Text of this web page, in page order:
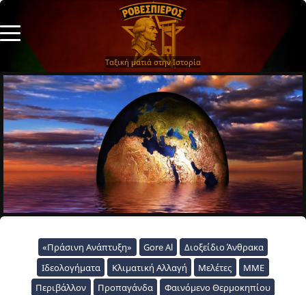
Ταξική ματιά στην Ιστορία
«Πράσινη Ανάπτυξη» Gore Al
Διοξείδιο Άνθρακα
Ιδεολογήματα
Κλιματική Αλλαγή Μελέτες
ΜΜΕ
Περιβάλλον
Προπαγάνδα Φαινόμενο Θερμοκηπίου